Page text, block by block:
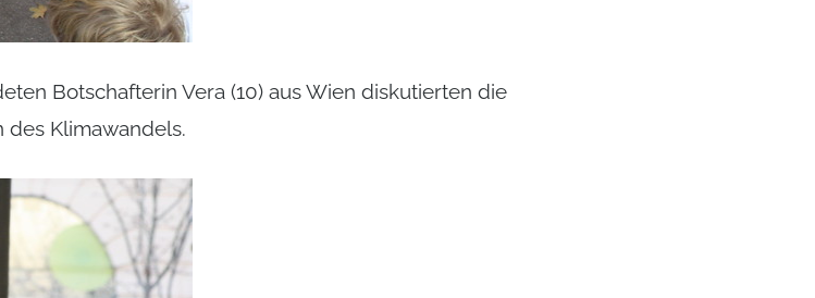
Botschafterin Vera (10) aus Wien diskutierten die
Klimawandels.